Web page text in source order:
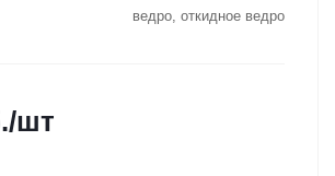
ведро, откидное ведро
/шт